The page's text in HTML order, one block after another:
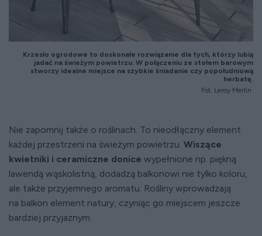
Krzesło ogrodowe to doskonałe rozwiązanie dla tych, którzy lubią
jadać na świeżym powietrzu. W połączeniu ze stołem barowym
stworzy idealne miejsce na szybkie śniadanie czy popołudniową
herbatę.
Fot. Leroy Merlin
Nie zapomnij także o roślinach. To nieodłączny element
każdej przestrzeni na świeżym powietrzu. Wiszące
kwietniki i ceramiczne donice wypełnione np. piękną
lawendą wąskolistną, dodadzą balkonowi nie tylko koloru,
ale także przyjemnego aromatu. Rośliny wprowadzają
na balkon element natury, czyniąc go miejscem jeszcze
bardziej przyjaznym.